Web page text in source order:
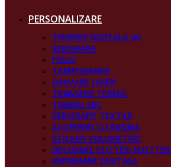
PERSONALIZARE
TIPARIRE DIGITALA UV
SERIGRAFIE
FOLIO
TAMPOGRAFIE
GRAVARE LASER
TRANSFER TERMIC
TIMBRU SEC
SERIGRAFIE TEXTILE
ACOPERIRI CU RASINA
STICKER VOLUMETRIC
DECUPARE CUTTER-PLOTTER
IMPRIMARE DIGITALA